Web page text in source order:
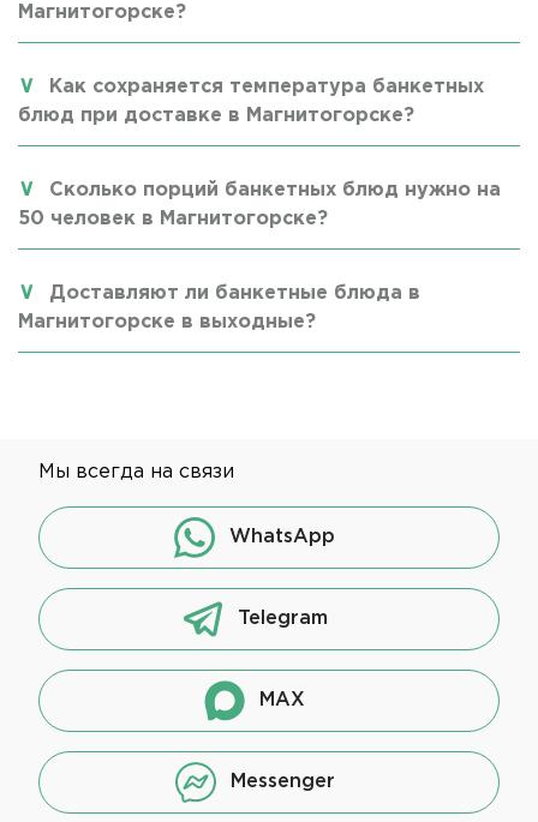
Магнитогорске?
Как сохраняется температура банкетных
блюд при доставке в Магнитогорске?
Сколько порций банкетных блюд нужно на
50 человек в Магнитогорске?
Доставляют ли банкетные блюда в
Магнитогорске в выходные?
Мы всегда на связи
WhatsApp
Telegram
MAX
Messenger